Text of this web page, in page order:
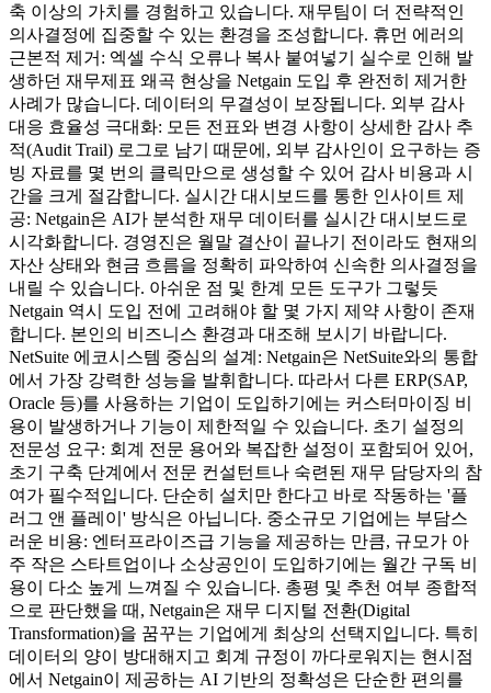
축 이상의 가치를 경험하고 있습니다. 재무팀이 더 전략적인
의사결정에 집중할 수 있는 환경을 조성합니다. 휴먼 에러의
근본적 제거: 엑셀 수식 오류나 복사 붙여넣기 실수로 인해 발
생하던 재무제표 왜곡 현상을 Netgain 도입 후 완전히 제거한
사례가 많습니다. 데이터의 무결성이 보장됩니다. 외부 감사
대응 효율성 극대화: 모든 전표와 변경 사항이 상세한 감사 추
적(Audit Trail) 로그로 남기 때문에, 외부 감사인이 요구하는 증
빙 자료를 몇 번의 클릭만으로 생성할 수 있어 감사 비용과 시
간을 크게 절감합니다. 실시간 대시보드를 통한 인사이트 제
공: Netgain은 AI가 분석한 재무 데이터를 실시간 대시보드로
시각화합니다. 경영진은 월말 결산이 끝나기 전이라도 현재의
자산 상태와 현금 흐름을 정확히 파악하여 신속한 의사결정을
내릴 수 있습니다. 아쉬운 점 및 한계 모든 도구가 그렇듯
Netgain 역시 도입 전에 고려해야 할 몇 가지 제약 사항이 존재
합니다. 본인의 비즈니스 환경과 대조해 보시기 바랍니다.
NetSuite 에코시스템 중심의 설계: Netgain은 NetSuite와의 통합
에서 가장 강력한 성능을 발휘합니다. 따라서 다른 ERP(SAP,
Oracle 등)를 사용하는 기업이 도입하기에는 커스터마이징 비
용이 발생하거나 기능이 제한적일 수 있습니다. 초기 설정의
전문성 요구: 회계 전문 용어와 복잡한 설정이 포함되어 있어,
초기 구축 단계에서 전문 컨설턴트나 숙련된 재무 담당자의 참
여가 필수적입니다. 단순히 설치만 한다고 바로 작동하는 '플
러그 앤 플레이' 방식은 아닙니다. 중소규모 기업에는 부담스
러운 비용: 엔터프라이즈급 기능을 제공하는 만큼, 규모가 아
주 작은 스타트업이나 소상공인이 도입하기에는 월간 구독 비
용이 다소 높게 느껴질 수 있습니다. 총평 및 추천 여부 종합적
으로 판단했을 때, Netgain은 재무 디지털 전환(Digital
Transformation)을 꿈꾸는 기업에게 최상의 선택지입니다. 특히
데이터의 양이 방대해지고 회계 규정이 까다로워지는 현시점
에서 Netgain이 제공하는 AI 기반의 정확성은 단순한 편의를